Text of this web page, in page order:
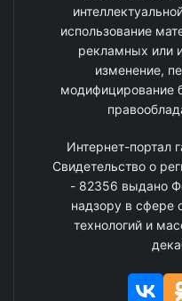
использование
рекламных или
изменение,
модифицирование
Интернет-портал
Свидетельство о
- 82356 выдано
надзору в сфере
технологий и